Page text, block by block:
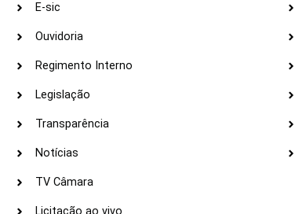
E-sic
Ouvidoria
Regimento Interno
Legislação
Transparência
Notícias
TV Câmara